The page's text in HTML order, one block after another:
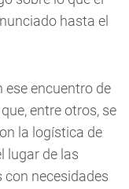
hasta el
ese encuentro de
entre otros, se
la logística de
lugar de las
necesidades